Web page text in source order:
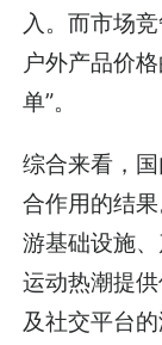
入。而市场
户外产品价
单”。
综合来看，
合作用的结
游基础设施
运动热潮提
及社交平台